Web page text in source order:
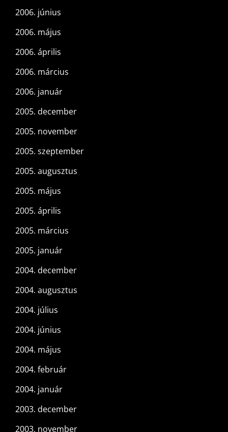
2006. június
2006. május
2006. április
2006. március
2006. január
2005. december
2005. november
2005. szeptember
2005. augusztus
2005. május
2005. április
2005. március
2005. január
2004. december
2004. augusztus
2004. július
2004. június
2004. május
2004. február
2004. január
2003. december
2003. november